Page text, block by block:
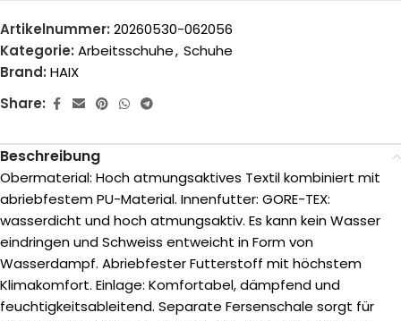
Artikelnummer: 20260530-062056
Kategorie: Arbeitsschuhe, Schuhe
Brand: HAIX
Share:
Beschreibung
Obermaterial: Hoch atmungsaktives Textil kombiniert mit
abriebfestem PU-Material. Innenfutter: GORE-TEX:
wasserdicht und hoch atmungsaktiv. Es kann kein Wasser
eindringen und Schweiss entweicht in Form von
Wasserdampf. Abriebfester Futterstoff mit höchstem
Klimakomfort. Einlage: Komfortabel, dämpfend und
feuchtigkeitsableitend. Separate Fersenschale sorgt für